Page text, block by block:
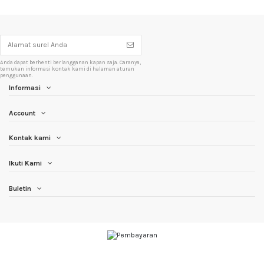
Anda dapat berhenti berlangganan kapan saja. Caranya,
temukan informasi kontak kami di halaman aturan
penggunaan.
Informasi
Account
Kontak kami
Ikuti Kami
Buletin